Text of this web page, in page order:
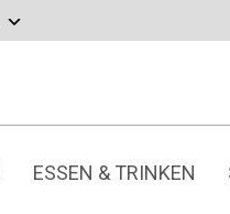
ESSEN & TRINKEN